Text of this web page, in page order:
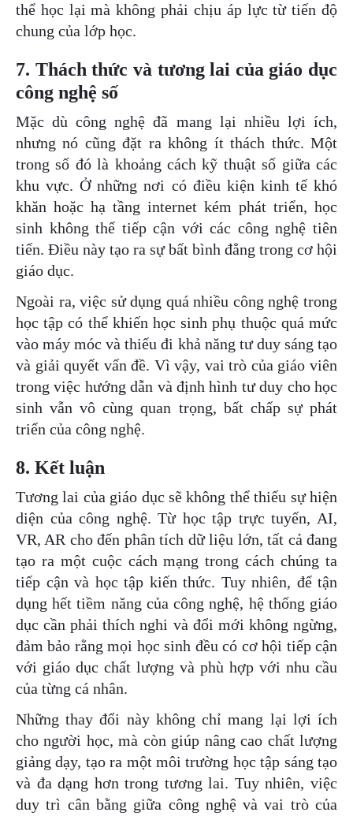
thể học lại mà không phải chịu áp lực từ tiến độ
chung của lớp học.
7. Thách thức và tương lai của giáo dục
công nghệ số
Mặc dù công nghệ đã mang lại nhiều lợi ích,
nhưng nó cũng đặt ra không ít thách thức. Một
trong số đó là khoảng cách kỹ thuật số giữa các
khu vực. Ở những nơi có điều kiện kinh tế khó
khăn hoặc hạ tầng internet kém phát triển, học
sinh không thể tiếp cận với các công nghệ tiên
tiến. Điều này tạo ra sự bất bình đẳng trong cơ hội
giáo dục.
Ngoài ra, việc sử dụng quá nhiều công nghệ trong
học tập có thể khiến học sinh phụ thuộc quá mức
vào máy móc và thiếu đi khả năng tư duy sáng tạo
và giải quyết vấn đề. Vì vậy, vai trò của giáo viên
trong việc hướng dẫn và định hình tư duy cho học
sinh vẫn vô cùng quan trọng, bất chấp sự phát
triển của công nghệ.
8. Kết luận
Tương lai của giáo dục sẽ không thể thiếu sự hiện
diện của công nghệ. Từ học tập trực tuyến, AI,
VR, AR cho đến phân tích dữ liệu lớn, tất cả đang
tạo ra một cuộc cách mạng trong cách chúng ta
tiếp cận và học tập kiến thức. Tuy nhiên, để tận
dụng hết tiềm năng của công nghệ, hệ thống giáo
dục cần phải thích nghi và đổi mới không ngừng,
đảm bảo rằng mọi học sinh đều có cơ hội tiếp cận
với giáo dục chất lượng và phù hợp với nhu cầu
của từng cá nhân.
Những thay đổi này không chỉ mang lại lợi ích
cho người học, mà còn giúp nâng cao chất lượng
giảng dạy, tạo ra một môi trường học tập sáng tạo
và đa dạng hơn trong tương lai. Tuy nhiên, việc
duy trì cân bằng giữa công nghệ và vai trò của